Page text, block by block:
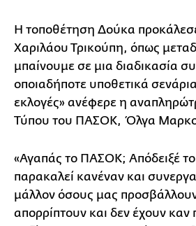
Η τοποθέτηση Δούκα
Χαριλάου Τρικούπη, όπως
μπαίνουμε σε μια διαδικασία
οποιαδήποτε υποθετικά
εκλογές» ανέφερε η
Τύπου του ΠΑΣΟΚ, Όλγα
«Αγαπάς το ΠΑΣΟΚ; Απόδειξέ
παρακαλεί κανέναν και
μάλλον όσους μας
απορρίπτουν και δεν έχουν καν